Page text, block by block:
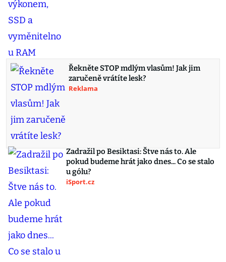
Řekněte STOP mdlým vlasům! Jak jim
zaručeně vrátíte lesk?
Reklama
Zadražil po Besiktasi: Štve nás to. Ale
pokud budeme hrát jako dnes... Co se stalo
u gólu?
iSport.cz